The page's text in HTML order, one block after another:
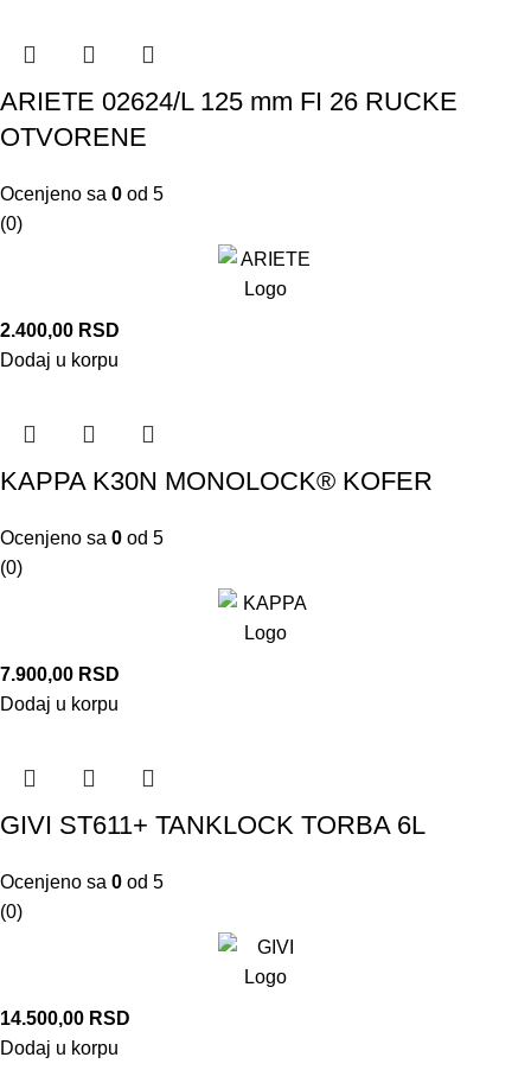
ARIETE 02624/L 125 mm FI 26 RUCKE
OTVORENE
Ocenjeno sa 0 od 5
(0)
2.400,00 RSD
Dodaj u korpu
KAPPA K30N MONOLOCK® KOFER
Ocenjeno sa 0 od 5
(0)
7.900,00 RSD
Dodaj u korpu
GIVI ST611+ TANKLOCK TORBA 6L
Ocenjeno sa 0 od 5
(0)
14.500,00 RSD
Dodaj u korpu